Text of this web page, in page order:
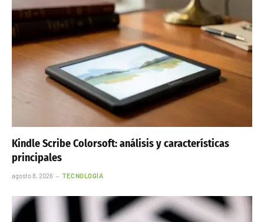
Kindle Scribe Colorsoft: análisis y características
principales
agosto 8, 2026 TECNOLOGÍA